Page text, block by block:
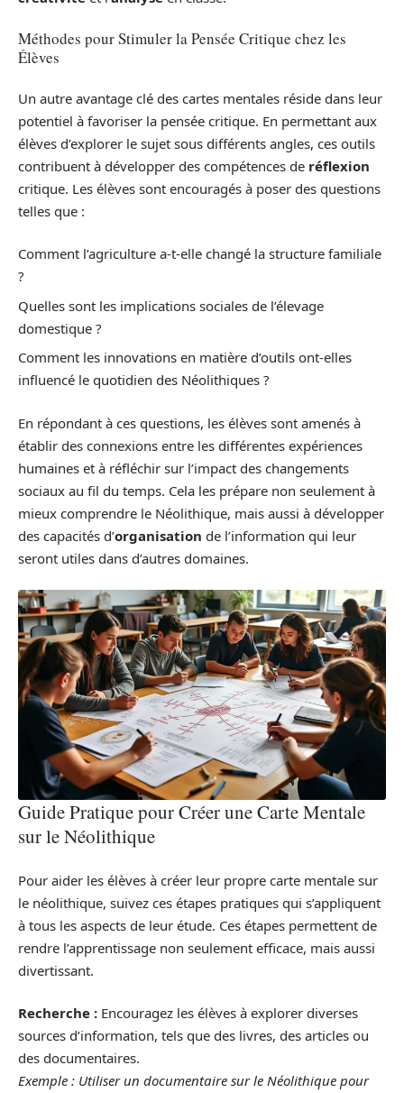
Méthodes pour Stimuler la Pensée Critique chez les
Élèves
Un autre avantage clé des cartes mentales réside dans leur
potentiel à favoriser la pensée critique. En permettant aux
élèves d’explorer le sujet sous différents angles, ces outils
contribuent à développer des compétences de réflexion
critique. Les élèves sont encouragés à poser des questions
telles que :
Comment l’agriculture a-t-elle changé la structure familiale
?
Quelles sont les implications sociales de l’élevage
domestique ?
Comment les innovations en matière d’outils ont-elles
influencé le quotidien des Néolithiques ?
En répondant à ces questions, les élèves sont amenés à
établir des connexions entre les différentes expériences
humaines et à réfléchir sur l’impact des changements
sociaux au fil du temps. Cela les prépare non seulement à
mieux comprendre le Néolithique, mais aussi à développer
des capacités d’organisation de l’information qui leur
seront utiles dans d’autres domaines.
Guide Pratique pour Créer une Carte Mentale
sur le Néolithique
Pour aider les élèves à créer leur propre carte mentale sur
le néolithique, suivez ces étapes pratiques qui s’appliquent
à tous les aspects de leur étude. Ces étapes permettent de
rendre l’apprentissage non seulement efficace, mais aussi
divertissant.
Recherche : Encouragez les élèves à explorer diverses
sources d’information, tels que des livres, des articles ou
des documentaires.
Exemple : Utiliser un documentaire sur le Néolithique pour